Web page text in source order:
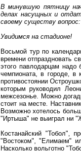
В минувшую пятницу
делах насущных и
своему существу
Увидимся на стадионе!
Восьмой тур по
времени отпраздновать
этого павлодарцам
чемпионата, в городе, в
противостоянии
которым руководил
межсезонье. Можно
стоит на месте.
Возможно хотелось
"Иртыша" не выиграл ни
Костанайский "Тобол",
"Востоком", "Елимаем"
Насколько вольготно